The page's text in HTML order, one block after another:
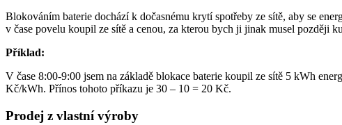
Blokováním baterie dochází k dočasnému krytí spotřeby ze sítě, aby se
v čase povelu koupil ze sítě a cenou, za kterou bych ji jinak musel později
Příklad:
V čase 8:00-9:00 jsem na základě blokace baterie koupil ze sítě 5 kWh
Kč/kWh. Přínos tohoto příkazu je 30 – 10 = 20 Kč.
Prodej z vlastní výroby